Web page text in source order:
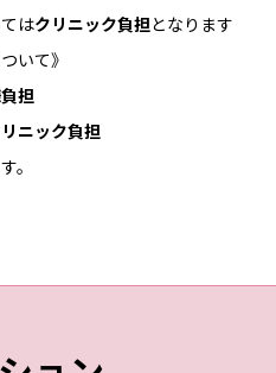
はクリニック負担となります
いて》
担
ニック負担
。